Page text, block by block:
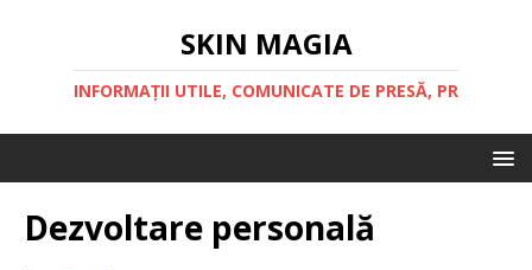
SKIN MAGIA
INFORMAȚII UTILE, COMUNICATE DE PRESĂ, PR
Dezvoltare personală